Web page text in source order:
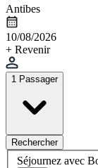
Antibes
10/08/2026
+ Revenir
1 Passager
Rechercher
Séjournez avec